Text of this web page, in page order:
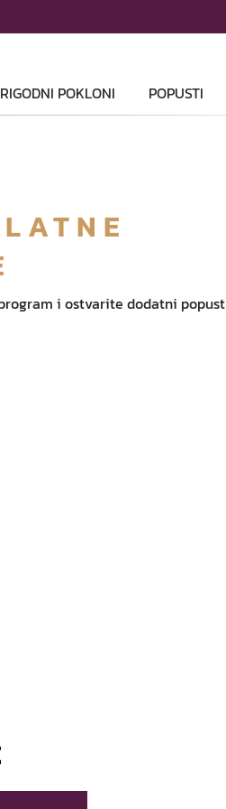
POKLONI POPUSTI
i ostvarite dodatni popust